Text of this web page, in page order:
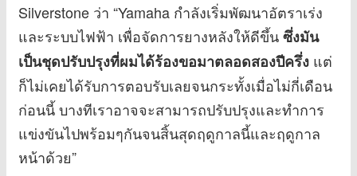
Silverstone ว่า “Yamaha กำลังเริ่มพัฒนาอัตราเร่ง
และระบบไฟฟ้า เพื่อจัดการยางหลังให้ดีขึ้นซึ่งมัน
เป็นชุดปรับปรุงที่ผมได้ร้องขอมาตลอดสองปีครึ่ง แต่
ก็ไม่เคยได้รับการตอบรับเลยจนกระทั้งเมื่อไม่กี่เดือน
ก่อนนี้ บางทีเราอาจจะสามารถปรับปรุงและทำการ
แข่งขันไปพร้อมๆกันจนสิ้นสุดฤดูกาลนี้และฤดูกาล
หน้าด้วย”